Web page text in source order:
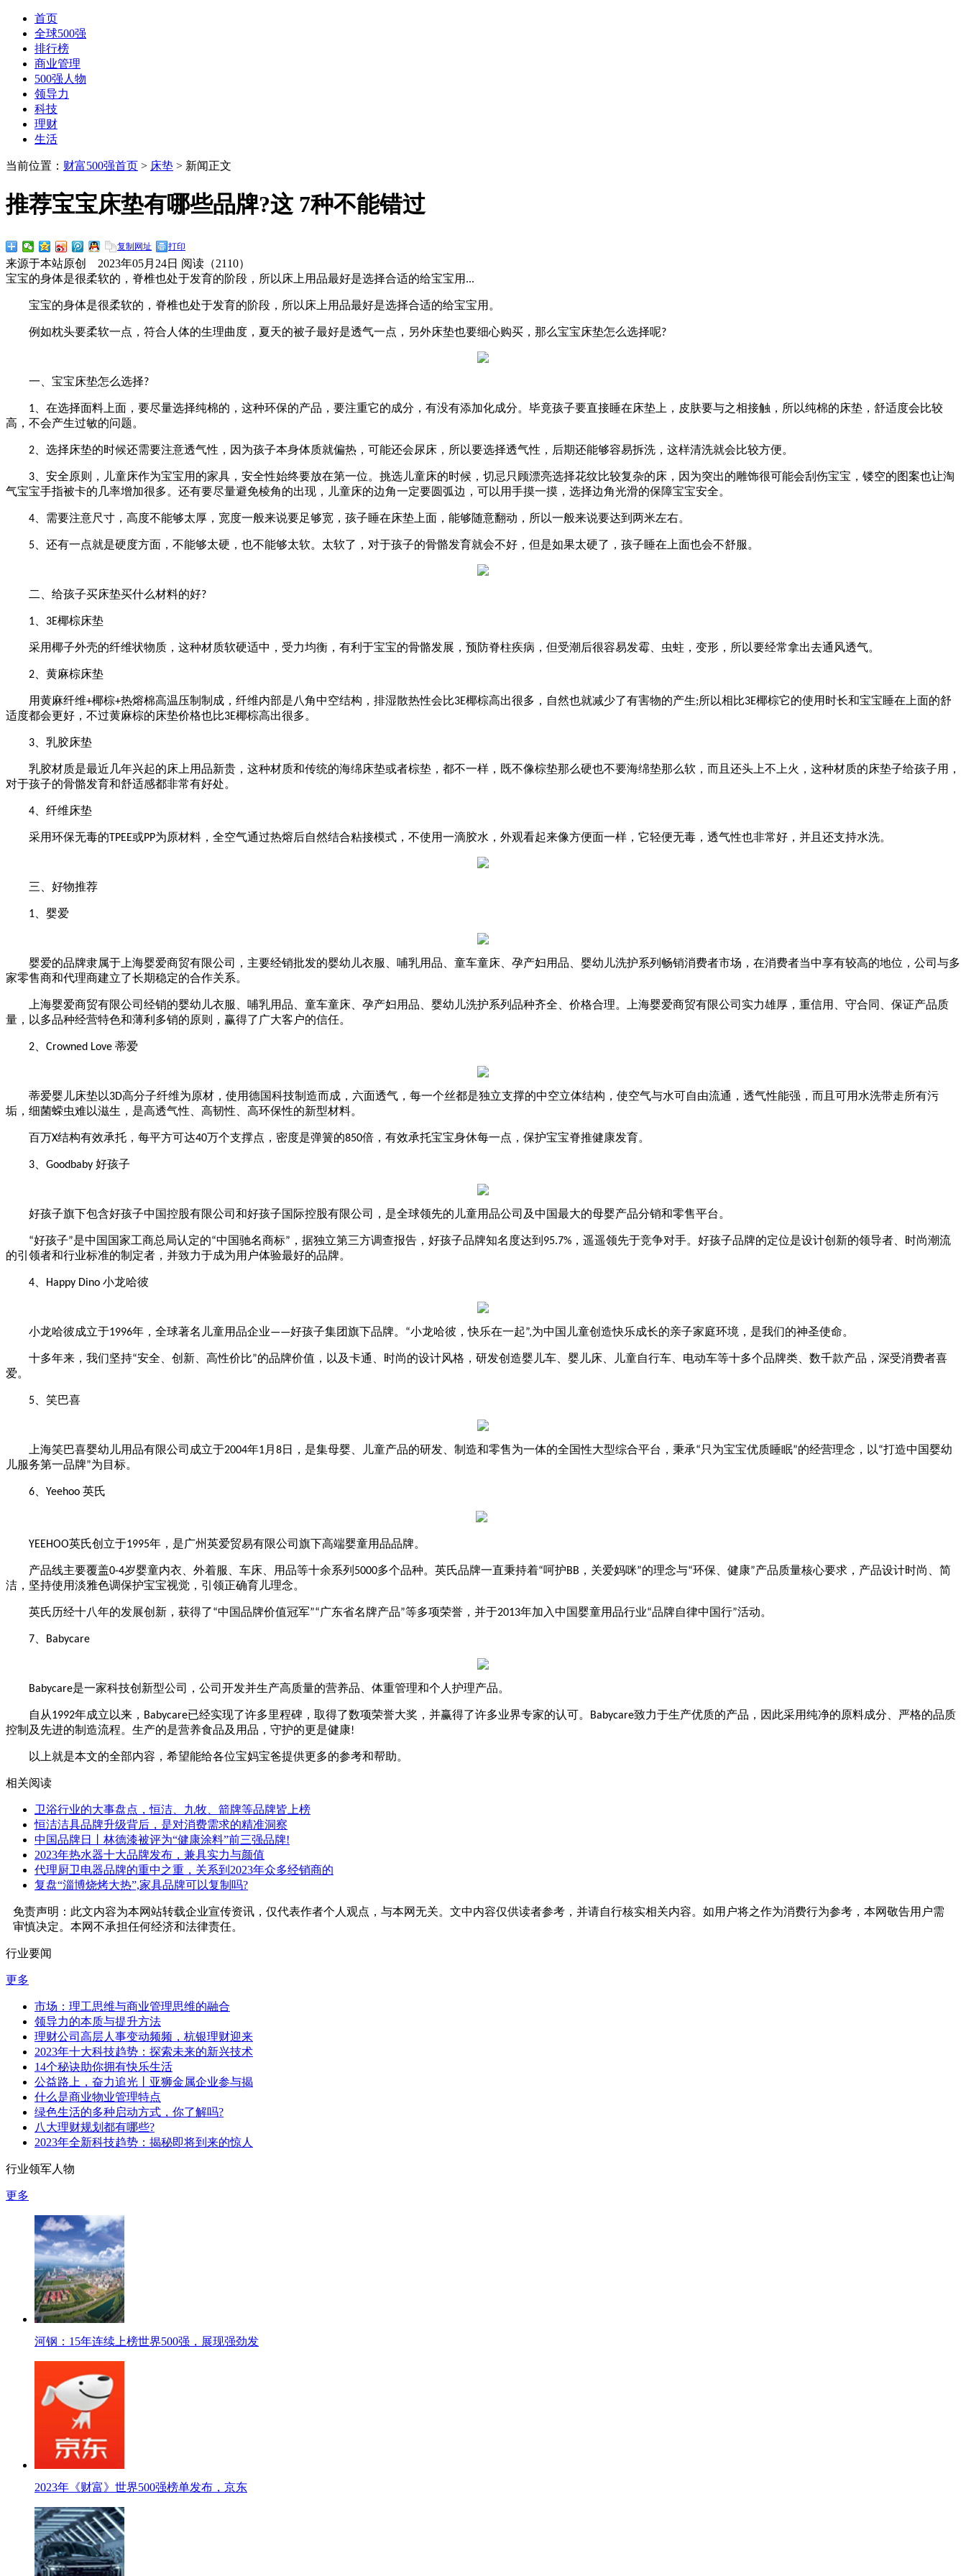
首页
全球500强
排行榜
商业管理
500强人物
领导力
科技
理财
生活
当前位置： 财富500强首页 > 床垫 > 新闻正文
推荐宝宝床垫有哪些品牌?这 7种不能错过
复制网址 打印
来源于本站原创 2023年05月24日 阅读（2110）
宝宝的身体是很柔软的，脊椎也处于发育的阶段，所以床上用品最好是选择合适的给宝宝用...
宝宝的身体是很柔软的，脊椎也处于发育的阶段，所以床上用品最好是选择合适的给宝宝用。
例如枕头要柔软一点，符合人体的生理曲度，夏天的被子最好是透气一点，另外床垫也要细心购买，那么宝宝床垫怎么选择呢?
一、宝宝床垫怎么选择?
1 、在选择面料上面，要尽量选择纯棉的，这种环保的产品，要注重它的成分，有没有添加化成分。毕竟孩子要直接睡在床垫上，皮肤要与之相接触，所以纯棉的床垫，舒适度会比较
高，不会产生过敏的问题。
2 、选择床垫的时候还需要注意透气性，因为孩子本身体质就偏热，可能还会尿床，所以要选择透气性，后期还能够容易拆洗，这样清洗就会比较方便。
3 、安全原则，儿童床作为宝宝用的家具，安全性始终要放在第一位。挑选儿童床的时候，切忌只顾漂亮选择花纹比较复杂的床，因为突出的雕饰很可能会刮伤宝宝，镂空的图案也让淘
气宝宝手指被卡的几率增加很多。还有要尽量避免棱角的出现，儿童床的边角一定要圆弧边，可以用手摸一摸，选择边角光滑的保障宝宝安全。
4 、需要注意尺寸，高度不能够太厚，宽度一般来说要足够宽，孩子睡在床垫上面，能够随意翻动，所以一般来说要达到两米左右。
5 、还有一点就是硬度方面，不能够太硬，也不能够太软。太软了，对于孩子的骨骼发育就会不好，但是如果太硬了，孩子睡在上面也会不舒服。
二、给孩子买床垫买什么材料的好?
1 3E椰棕床垫
采用椰子外壳的纤维状物质，这种材质软硬适中，受力均衡，有利于宝宝的骨骼发展，预防脊柱疾病，但受潮后很容易发霉、虫蛀，变形，所以要经常拿出去通风透气。
2 、黄麻棕床垫
用黄麻纤维+椰棕+热熔棉高温压制制成，纤维内部是八角中空结构，排湿散热性会比3E椰棕高出很多，自然也就减少了有害物的产生;所以相比3E椰棕它的使用时长和宝宝睡在上面的舒
适度都会更好，不过黄麻棕的床垫价格也比3E椰棕高出很多。
3 、乳胶床垫
乳胶材质是最近几年兴起的床上用品新贵，这种材质和传统的海绵床垫或者棕垫，都不一样，既不像棕垫那么硬也不要海绵垫那么软，而且还头上不上火，这种材质的床垫子给孩子用，
对于孩子的骨骼发育和舒适感都非常有好处。
4 、纤维床垫
采用环保无毒的TPEE或PP为原材料，全空气通过热熔后自然结合粘接模式，不使用一滴胶水，外观看起来像方便面一样，它轻便无毒，透气性也非常好，并且还支持水洗。
三、好物推荐
1 、婴爱
婴爱的品牌隶属于上海婴爱商贸有限公司，主要经销批发的婴幼儿衣服、哺乳用品、童车童床、孕产妇用品、婴幼儿洗护系列畅销消费者市场，在消费者当中享有较高的地位，公司与多
家零售商和代理商建立了长期稳定的合作关系。
上海婴爱商贸有限公司经销的婴幼儿衣服、哺乳用品、童车童床、孕产妇用品、婴幼儿洗护系列品种齐全、价格合理。上海婴爱商贸有限公司实力雄厚，重信用、守合同、保证产品质
量，以多品种经营特色和薄利多销的原则，赢得了广大客户的信任。
2 Crowned Love 蒂爱
蒂爱婴儿床垫以3D高分子纤维为原材，使用德国科技制造而成，六面透气，每一个丝都是独立支撑的中空立体结构，使空气与水可自由流通，透气性能强，而且可用水洗带走所有污
垢，细菌蝾虫难以滋生，是高透气性、高韧性、高环保性的新型材料。
百万X结构有效承托，每平方可达40万个支撑点，密度是弹簧的850倍，有效承托宝宝身休每一点，保护宝宝脊推健康发育。
3 Goodbaby 好孩子
好孩子旗下包含好孩子中国控股有限公司和好孩子国际控股有限公司，是全球领先的儿童用品公司及中国最大的母婴产品分销和零售平台。
“好孩子”是中国国家工商总局认定的“中国驰名商标” ，据独立第三方调查报告，好孩子品牌知名度达到 95.7% ，遥遥领先于竞争对手。好孩子品牌的定位是设计创新的领导者、时尚潮流
的引领者和行业标准的制定者，并致力于成为用户体验最好的品牌。
4 Happy Dino 小龙哈彼
小龙哈彼成立于1996年，全球著名儿童用品企业——好孩子集团旗下品牌。 “小龙哈彼，快乐在一起”,为中国儿童创造快乐成长的亲子家庭环境，是我们的神圣使命。
十多年来，我们坚持“安全、创新、高性价比”的品牌价值，以及卡通、时尚的设计风格，研发创造婴儿车、婴儿床、儿童自行车、电动车等十多个品牌类、数千款产品，深受消费者喜
爱。
5 、笑巴喜
上海笑巴喜婴幼儿用品有限公司成立于2004年1月 8日，是集母婴、儿童产品的研发、制造和零售为一体的全国性大型综合平台，秉承“只为宝宝优质睡眠”的经营理念，以“打造中国婴幼
儿服务第一品牌”为目标。
6 Yeehoo 英氏
YEEHOO英氏创立于1995年，是广州英爱贸易有限公司旗下高端婴童用品品牌。
产品线主要覆盖0-4岁婴童内衣、外着服、车床、用品等十余系列 5000多个品种。英氏品牌一直秉持着“呵护BB ，关爱妈咪”的理念与“环保、健康”产品质量核心要求，产品设计时尚、简
洁，坚持使用淡雅色调保护宝宝视觉，引领正确育儿理念。
英氏历经十八年的发展创新，获得了“中国品牌价值冠军”“广东省名牌产品”等多项荣誉，并于2013年加入中国婴童用品行业“品牌自律中国行”活动。
7 Babycare
Babycare是一家科技创新型公司，公司开发并生产高质量的营养品、体重管理和个人护理产品。
自从1992年成立以来， Babycare已经实现了许多里程碑，取得了数项荣誉大奖，并赢得了许多业界专家的认可。 Babycare致力于生产优质的产品，因此采用纯净的原料成分、严格的品质
控制及先进的制造流程。生产的是营养食品及用品，守护的更是健康!
以上就是本文的全部内容，希望能给各位宝妈宝爸提供更多的参考和帮助。
相关阅读
卫浴行业的大事盘点，恒洁、九牧、箭牌等品牌皆上榜
恒洁洁具品牌升级背后，是对消费需求的精准洞察
中国品牌日丨林德漆被评为“健康涂料”前三强品牌!
​2023年热水器十大品牌发布，兼具实力与颜值
代理厨卫电器品牌的重中之重，关系到2023年众多经销商的
复盘“淄博烧烤大热”,家具品牌可以复制吗?
免责声明：此文内容为本网站转载企业宣传资讯，仅代表作者个人观点，与本网无关。文中内容仅供读者参考，并请自行核实相关内容。如用户将之作为消费行为参考，本网敬告用户需
审慎决定。本网不承担任何经济和法律责任。
行业要闻
更多
市场：理工思维与商业管理思维的融合
领导力的本质与提升方法
理财公司高层人事变动频频，杭银理财迎来
2023年十大科技趋势：探索未来的新兴技术
14个秘诀助你拥有快乐生活
公益路上，奋力追光丨亚狮金属企业参与揭
什么是商业物业管理特点
绿色生活的多种启动方式，你了解吗?
八大理财规划都有哪些?
2023年全新科技趋势：揭秘即将到来的惊人
行业领军人物
更多
河钢：15年连续上榜世界500强，展现强劲发
2023年《财富》世界500强榜单发布，京东